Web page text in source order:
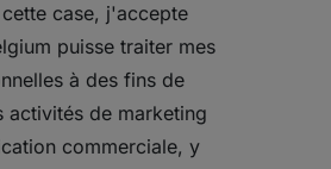
case, j'accepte
puisse traiter mes
à des fins de
activités de marketing
commerciale, y